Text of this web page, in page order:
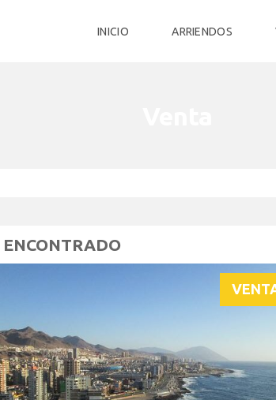
INICIO ARRIENDOS
ENCONTRADO